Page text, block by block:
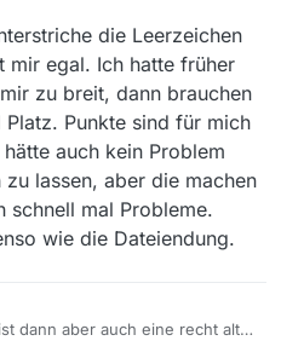
die Leerzeichen
mir egal. Ich hatte früher
zu breit, dann brauchen
Punkte sind für mich
auch kein Problem
lassen, aber die machen
schnell mal Probleme.
wie die Dateiendung.
dann aber auch eine recht alte